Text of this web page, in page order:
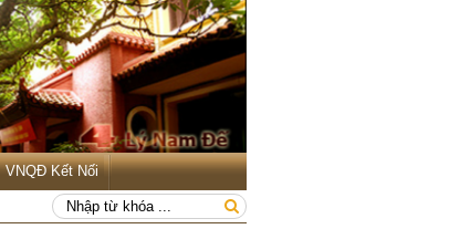
VNQĐ Kết Nối